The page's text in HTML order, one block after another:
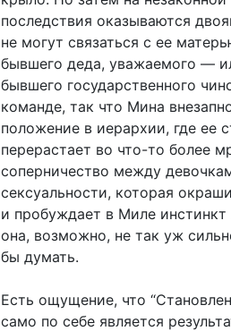
последствия оказываются
не могут связаться с ее
бывшего деда, уважаемого —
бывшего государственного
команде, так что Мина
положение в иерархии, где ее
перерастает во что-то более
соперничество между
сексуальности, которая
и пробуждает в Миле
она, возможно, не так уж
бы думать.
Есть ощущение, что
само по себе является